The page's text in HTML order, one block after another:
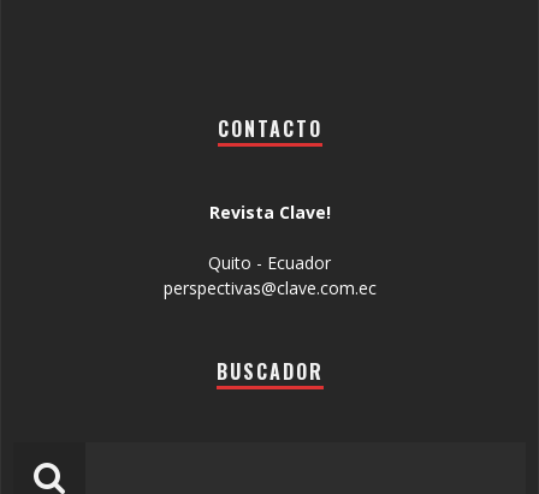
CONTACTO
Revista Clave!
Quito - Ecuador
perspectivas@clave.com.ec
BUSCADOR